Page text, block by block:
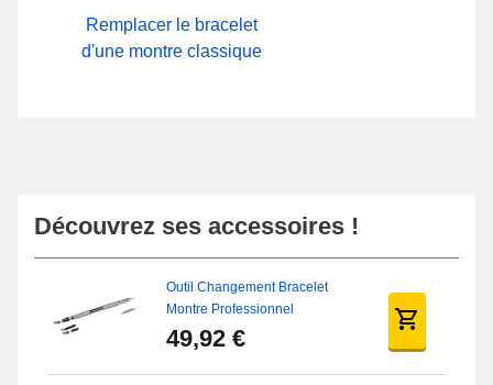
Remplacer le bracelet
d'une montre classique
Découvrez ses accessoires !
Outil Changement Bracelet
Montre Professionnel
49,92 €